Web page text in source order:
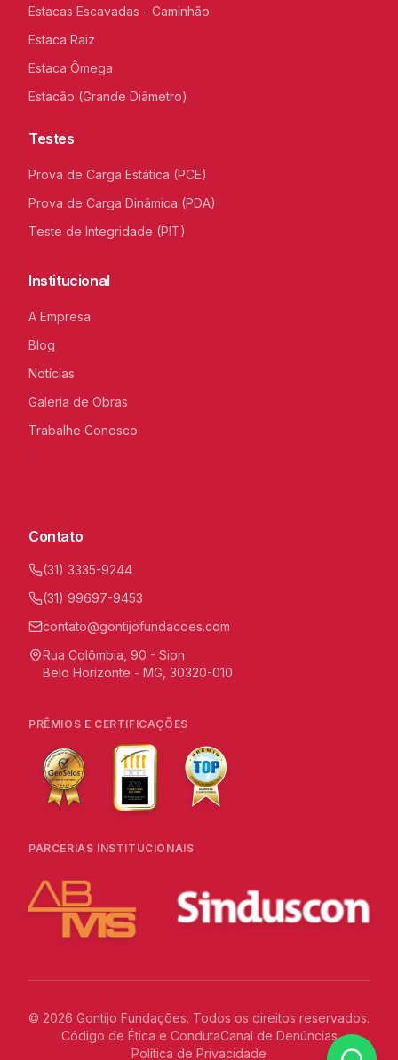
Estacas Escavadas - Caminhão
Estaca Raiz
Estaca Ômega
Estacão (Grande Diâmetro)
Testes
Prova de Carga Estática (PCE)
Prova de Carga Dinâmica (PDA)
Teste de Integridade (PIT)
Institucional
A Empresa
Blog
Notícias
Galeria de Obras
Trabalhe Conosco
Contato
(31) 3335-9244
(31) 99697-9453
contato@gontijofundacoes.com
Rua Colômbia, 90 - Sion
Belo Horizonte - MG, 30320-010
PRÊMIOS E CERTIFICAÇÕES
PARCERIAS INSTITUCIONAIS
© 2026 Gontijo Fundações. Todos os direitos reservados.
Código de Ética e CondutaCanal de Denúncias
Política de Privacidade